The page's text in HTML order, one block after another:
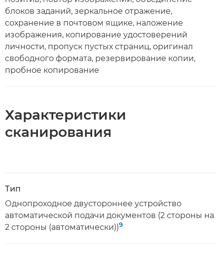
блоков заданий, зеркальное отражение,
сохранение в почтовом ящике, наложение
изображения, копирование удостоверений
личности, пропуск пустых страниц, оригинал
свободного формата, резервирование копии,
пробное копирование
Характеристики
сканирования
Тип
Однопроходное двустороннее устройство
автоматической подачи документов (2 стороны на
2 стороны (автоматически))9